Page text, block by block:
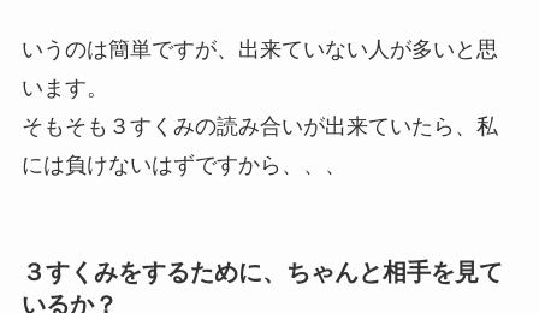
いうのは簡単ですが、出来ていない人が多いと思
います。
そもそも３すくみの読み合いが出来ていたら、私
には負けないはずですから、、、
３すくみをするために、ちゃんと相手を見て
いるか？